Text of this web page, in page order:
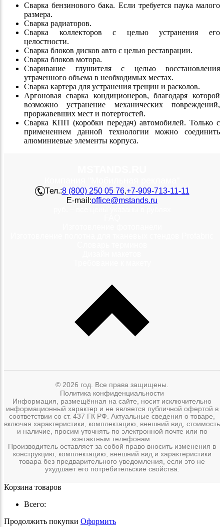
Сварка бензинового бака. Если требуется паука малого
размера.
Сварка радиаторов.
Сварка коллекторов с целью устранения его
целостности.
Сварка блоков дисков авто с целью реставрации.
Сварка блоков мотора.
Сваривание глушителя с целью восстановления
утраченного объема в необходимых местах.
Сварка картера для устранения трещин и расколов.
Аргоновая сварка кондиционеров, благодаря которой
возможно устранение механических повреждений,
проржавевших мест и потертостей.
Сварка КПП (коробки передач) автомобилей. Только с
применением данной технологии можно соединить
алюминиевые элементы корпуса.
Тел.:8 (800) 250 05 76,+7-909-713-11-11
E-mail:office@mstands.ru
© 2026 год. Все права защищены.
Политика конфиденциальности
Информация, размещённая на сайте, носит исключительно
информационный характер и не является публичной офертой в
соответствии со ст. 437 ГК РФ. Актуальные сведения о товаре,
включая характеристики, комплектацию, внешний вид, стоимость
и наличие, просим уточнять по электронной почте или по
контактным телефонам.
Производитель оставляет за собой право вносить изменения в
конструкцию, комплектацию, внешний вид и характеристики
товара без предварительного уведомления, если это не
ухудшает его потребительские свойства.
Корзина товаров
Всего:
Продолжить покупки Оформить